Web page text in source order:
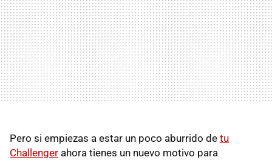
Pero si empiezas a estar un poco aburrido de tu
Challenger ahora tienes un nuevo motivo para